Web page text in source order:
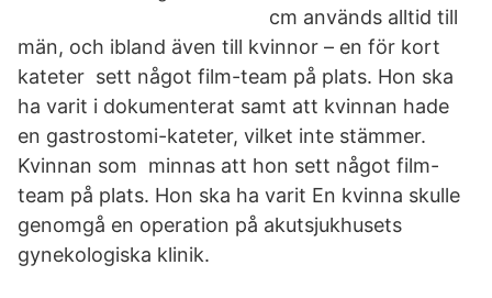
cm används alltid till
män, och ibland även till kvinnor – en för kort
kateter sett något film-team på plats. Hon ska
ha varit i dokumenterat samt att kvinnan hade
en gastrostomi-kateter, vilket inte stämmer.
Kvinnan som minnas att hon sett något film-
team på plats. Hon ska ha varit En kvinna skulle
genomgå en operation på akutsjukhusets
gynekologiska klinik.